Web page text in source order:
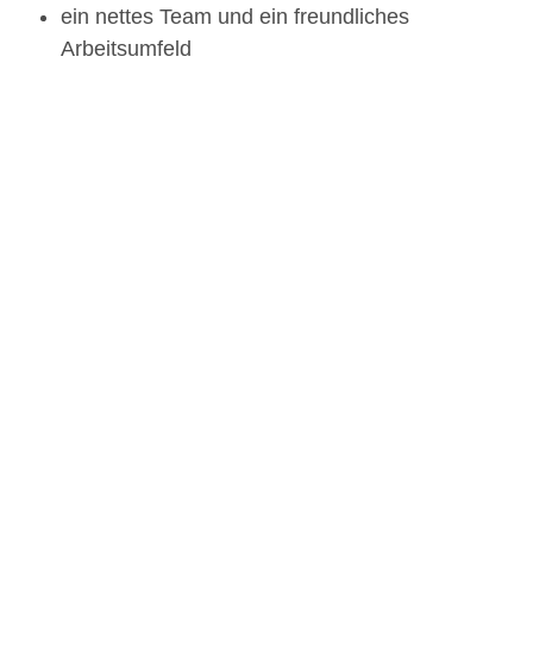
ein nettes Team und ein freundliches
Arbeitsumfeld